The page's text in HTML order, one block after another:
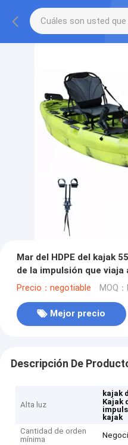
Mar del HDPE del kajak
de la impulsión que viaja
Precio：negotiable MOQ
Mejor precio
Descripción De
Alta luz
kajak
Kajak
kajak
Cantidad de orden
mínima